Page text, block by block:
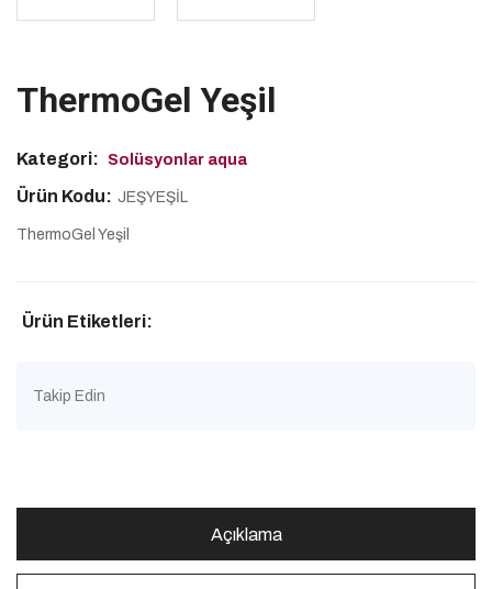
ThermoGel Yeşil
Kategori: Solüsyonlar aqua
Ürün Kodu: JEŞYEŞİL
ThermoGel Yeşil
Ürün Etiketleri:
Takip Edin
Açıklama